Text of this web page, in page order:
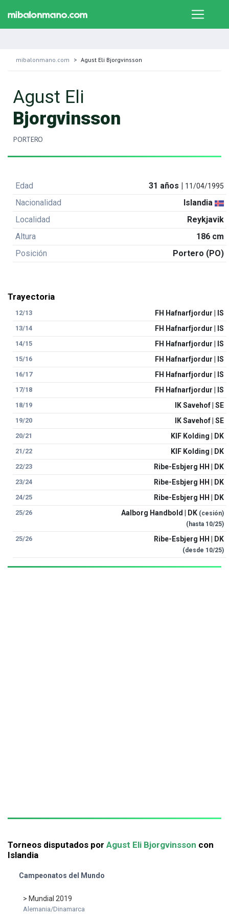
mibalonmano.com Agust Eli Bjorgvinsson
Agust Eli
Bjorgvinsson
PORTERO
Edad 31 años | 11/04/1995
Nacionalidad
Islandia
Localidad
Reykjavik
Altura
186 cm
Posición
Portero (PO)
Trayectoria
12/13 FH Hafnarfjordur | IS
13/14 FH Hafnarfjordur | IS
14/15 FH Hafnarfjordur | IS
15/16 FH Hafnarfjordur | IS
16/17 FH Hafnarfjordur | IS
17/18 FH Hafnarfjordur | IS
18/19 IK Savehof | SE
19/20 IK Savehof | SE
20/21 KIF Kolding | DK
21/22 KIF Kolding | DK
22/23 Ribe-Esbjerg HH | DK
23/24 Ribe-Esbjerg HH | DK
24/25 Ribe-Esbjerg HH | DK
25/26 Aalborg Handbold | DK (cesión)
(hasta 10/25)
25/26 Ribe-Esbjerg HH | DK
(desde 10/25)
Torneos disputados por Agust Eli Bjorgvinsson con
Islandia
Campeonatos del Mundo
> Mundial 2019
Alemania/Dinamarca